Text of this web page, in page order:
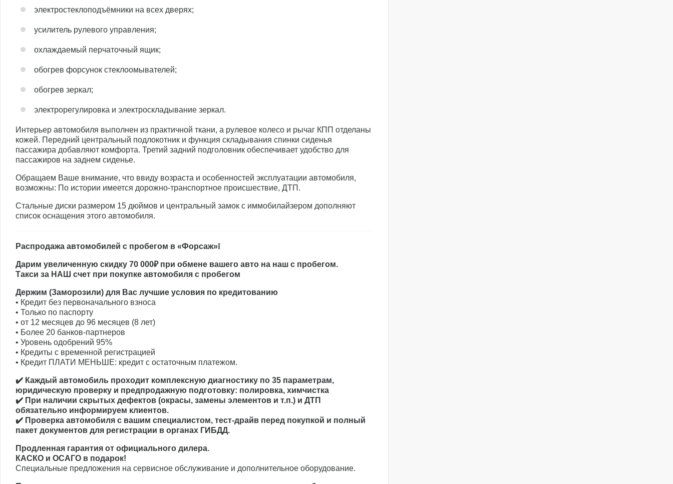
электростеклоподъёмники на всех дверях;
усилитель рулевого управления;
охлаждаемый перчаточный ящик;
обогрев форсунок стеклоомывателей;
обогрев зеркал;
электрорегулировка и электроскладывание зеркал.
Интерьер автомобиля выполнен из практичной ткани, а рулевое колесо и рычаг КПП отделаны
кожей. Передний центральный подлокотник и функция складывания спинки сиденья
пассажира добавляют комфорта. Третий задний подголовник обеспечивает удобство для
пассажиров на заднем сиденье.
Обращаем Ваше внимание, что ввиду возраста и особенностей эксплуатации автомобиля,
возможны: По истории имеется дорожно-транспортное происшествие, ДТП.
Стальные диски размером 15 дюймов и центральный замок с иммобилайзером дополняют
список оснащения этого автомобиля.
Распродажа автомобилей с пробегом в «Форсаж»❕
Дарим увеличенную скидку 70 000₽ при обмене вашего авто на наш с пробегом.
Такси за НАШ счет при покупке автомобиля с пробегом
Держим (Заморозили) для Вас лучшие условия по кредитованию
• Кредит без первоначального взноса
• Только по паспорту
• от 12 месяцев до 96 месяцев (8 лет)
• Более 20 банков-партнеров
• Уровень одобрений 95%
• Кредиты с временной регистрацией
• Кредит ПЛАТИ МЕНЬШЕ: кредит с остаточным платежом.
✔️ Каждый автомобиль проходит комплексную диагностику по 35 параметрам,
юридическую проверку и предпродажную подготовку: полировка, химчистка
✔️ При наличии скрытых дефектов (окрасы, замены элементов и т.п.) и ДТП
обязательно информируем клиентов.
✔️ Проверка автомобиля с вашим специалистом, тест-драйв перед покупкой и полный
пакет документов для регистрации в органах ГИБДД.
Продленная гарантия от официального дилера.
КАСКО и ОСАГО в подарок!
Специальные предложения на сервисное обслуживание и дополнительное оборудование.